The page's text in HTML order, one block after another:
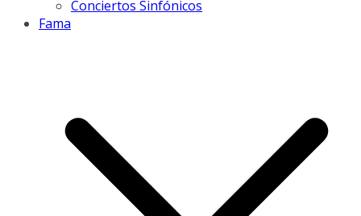
Conciertos Sinfónicos
Fama